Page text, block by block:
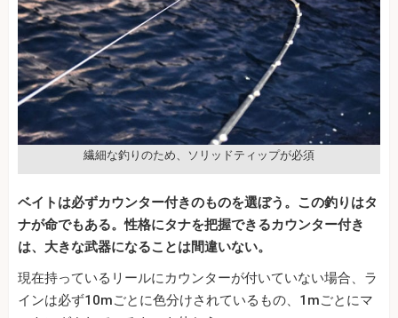
繊細な釣りのため、ソリッドティップが必須
ベイトは必ずカウンター付きのものを選ぼう。この釣りはタ
ナが命でもある。性格にタナを把握できるカウンター付き
は、大きな武器になることは間違いない。
現在持っているリールにカウンターが付いていない場合、ラ
インは必ず10mごとに色分けされているもの、1mごとにマ